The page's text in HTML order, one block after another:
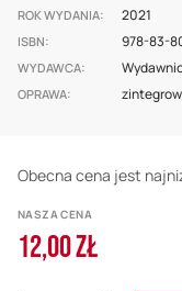
ROK WYDANIA 2021
ISBN 978-83-
WYDAWCA
OPRAWA
Obecna cena jest
NASZA CENA
12,00 ZŁ